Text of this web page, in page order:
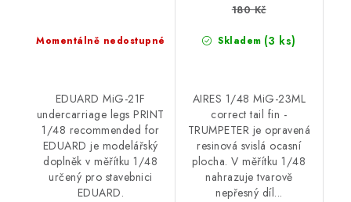
Momentálně nedostupné
EDUARD MiG-21F
undercarriage legs PRINT
1/48 recommended for
EDUARD je modelářský
doplněk v měřítku 1/48
určený pro stavebnici
EDUARD.
Skladem (3 ks)
180 Kč
AIRES 1/48 MiG-23ML
correct tail fin -
TRUMPETER je opravená
resinová svislá ocasní
plocha. V měřítku 1/48
nahrazuje tvarově
nepřesný díl...